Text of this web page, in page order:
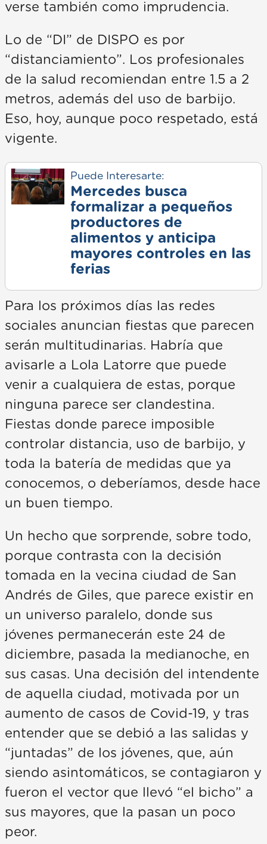
verse también como imprudencia.
Lo de “DI” de DISPO es por
“distanciamiento”. Los profesionales
de la salud recomiendan entre 1.5 a 2
metros, además del uso de barbijo.
Eso, hoy, aunque poco respetado, está
vigente.
Puede Interesarte:
Mercedes busca
formalizar a pequeños
productores de
alimentos y anticipa
mayores controles en las
ferias
Para los próximos días las redes
sociales anuncian fiestas que parecen
serán multitudinarias. Habría que
avisarle a Lola Latorre que puede
venir a cualquiera de estas, porque
ninguna parece ser clandestina.
Fiestas donde parece imposible
controlar distancia, uso de barbijo, y
toda la batería de medidas que ya
conocemos, o deberíamos, desde hace
un buen tiempo.
Un hecho que sorprende, sobre todo,
porque contrasta con la decisión
tomada en la vecina ciudad de San
Andrés de Giles, que parece existir en
un universo paralelo, donde sus
jóvenes permanecerán este 24 de
diciembre, pasada la medianoche, en
sus casas. Una decisión del intendente
de aquella ciudad, motivada por un
aumento de casos de Covid-19, y tras
entender que se debió a las salidas y
“juntadas” de los jóvenes, que, aún
siendo asintomáticos, se contagiaron y
fueron el vector que llevó “el bicho” a
sus mayores, que la pasan un poco
peor.